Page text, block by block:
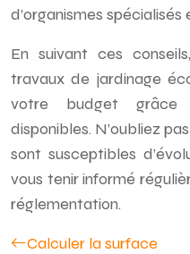
d’organismes
En suivant ces
travaux de jardinage
votre budget grâce
disponibles. N’oubliez
sont susceptibles
vous tenir informé
réglementation.
Calculer la surface